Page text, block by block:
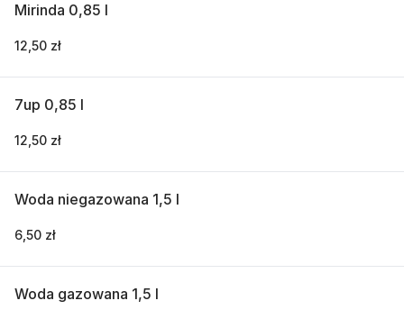
Mirinda 0,85 l
12,50 zł
7up 0,85 l
12,50 zł
Woda niegazowana 1,5 l
6,50 zł
Woda gazowana 1,5 l